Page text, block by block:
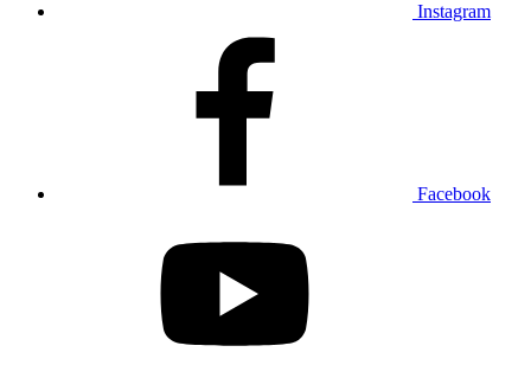
Instagram
Facebook